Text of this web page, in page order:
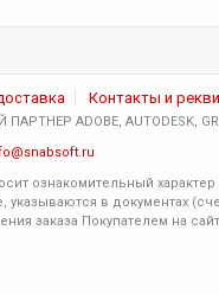
Контакты и
ADOBE, AUTODESK,
ознакомительный
в документах
заказа Покупателем на